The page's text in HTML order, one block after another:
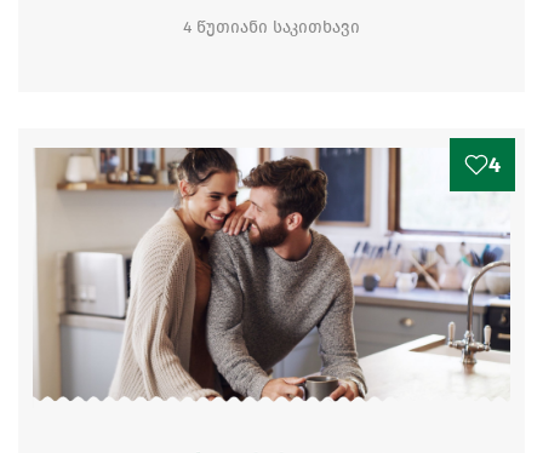
4 წუთიანი საკითხავი
4